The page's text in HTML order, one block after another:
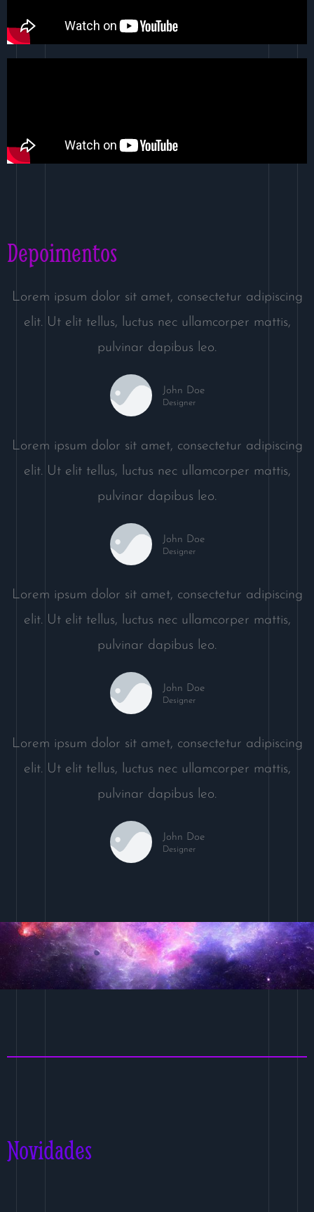
Depoimentos
Lorem ipsum dolor sit amet, consectetur adipiscing
elit. Ut elit tellus, luctus nec ullamcorper mattis,
pulvinar dapibus leo.
John Doe
Designer
Lorem ipsum dolor sit amet, consectetur adipiscing
elit. Ut elit tellus, luctus nec ullamcorper mattis,
pulvinar dapibus leo.
John Doe
Designer
Lorem ipsum dolor sit amet, consectetur adipiscing
elit. Ut elit tellus, luctus nec ullamcorper mattis,
pulvinar dapibus leo.
John Doe
Designer
Lorem ipsum dolor sit amet, consectetur adipiscing
elit. Ut elit tellus, luctus nec ullamcorper mattis,
pulvinar dapibus leo.
John Doe
Designer
Novidades